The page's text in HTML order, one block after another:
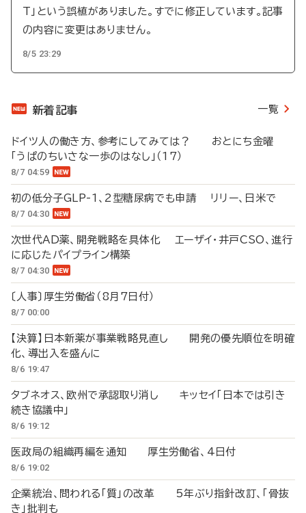
T」という誤植がありました。すでに修正しています。記事
の内容に変更はありません。
8/5 23:29
新着記事 一覧
ドイツ人の働き方、参考にしてみては？ おとにち金曜
「うぱのちいさな一歩のはなし」（17）
8/7 04:59
初の低分子GLP-1、2型糖尿病でも申請 リリー、日米で
8/7 04:30
次世代AD薬、開発戦略を具体化 エーザイ・井戸CSO、進行
に応じたパイプライン構築
8/7 04:30
〔人事〕厚生労働省（8月7日付）
8/7 00:00
【決算】日本新薬が事業戦略見直し 開発の優先順位を明確
化、導出入を盛んに
8/6 19:47
タブネオス、欧州で承認取り消し キッセイ「日本では引き
続き協議中」
8/6 19:12
医政局の組織再編を通知 厚生労働省、4日付
8/6 19:02
企業統治、問われる「質」の改革 5年ぶり指針改訂、「骨抜
き」批判も